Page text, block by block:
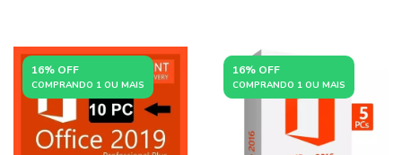
16% OFF
COMPRANDO 1 OU MAIS
16% OFF
COMPRANDO 1 OU MAIS